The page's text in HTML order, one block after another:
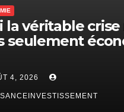
la véritable crise
seulement
4, 2026